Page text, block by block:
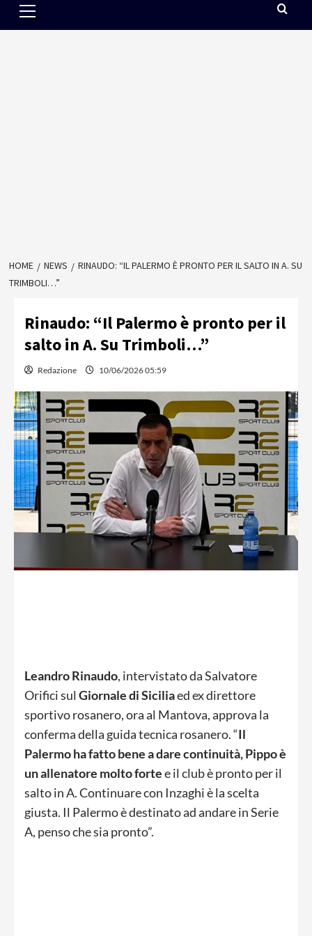
Menu
HOME NEWS
RINAUDO: “IL PALERMO È PRONTO PER IL SALTO IN A. SU
TRIMBOLI…”
Rinaudo: “Il Palermo è pronto per il
salto in A. Su Trimboli…”
Redazione 10/06/2026 05:59
Leandro Rinaudo, intervistato da Salvatore
Orifici sul Giornale di Siciliaed ex direttore
sportivo rosanero, ora al Mantova, approva la
conferma della guida tecnica rosanero. “Il
Palermo ha fatto bene a dare continuità, Pippo è
un allenatore molto fortee il club è pronto per il
salto in A. Continuare con Inzaghi è la scelta
giusta. Il Palermo è destinato ad andare in Serie
A, penso che sia pronto”.